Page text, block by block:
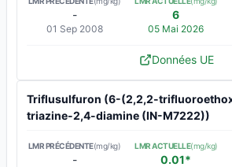
-
01 Sep 2008
6
05 Mai 2026
Données UE
Triflusulfuron (6-(2,2,2-
triazine-2,4-diamine (IN-M7222))
LMR PRÉCÉDENTE(mg/kg)
-
LMR ACTUELLE(mg/kg)
0.01*